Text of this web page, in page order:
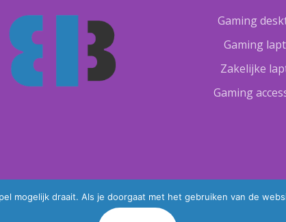
Gaming
Gaming
Zakelijke
Gaming
mogelijk draait. Als je doorgaat met het gebruiken van de